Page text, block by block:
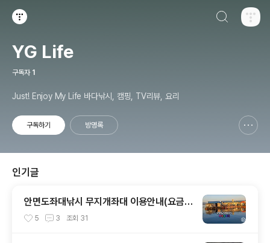
YG Life
구독자 1
Just! Enjoy My Life 바다낚시, 캠핑, TV리뷰, 요리
구독하기 방명록
인기글
안면도좌대낚시 무지개좌대 이용안내(요금,
시설,예약,포인트)
5 3 조회 31